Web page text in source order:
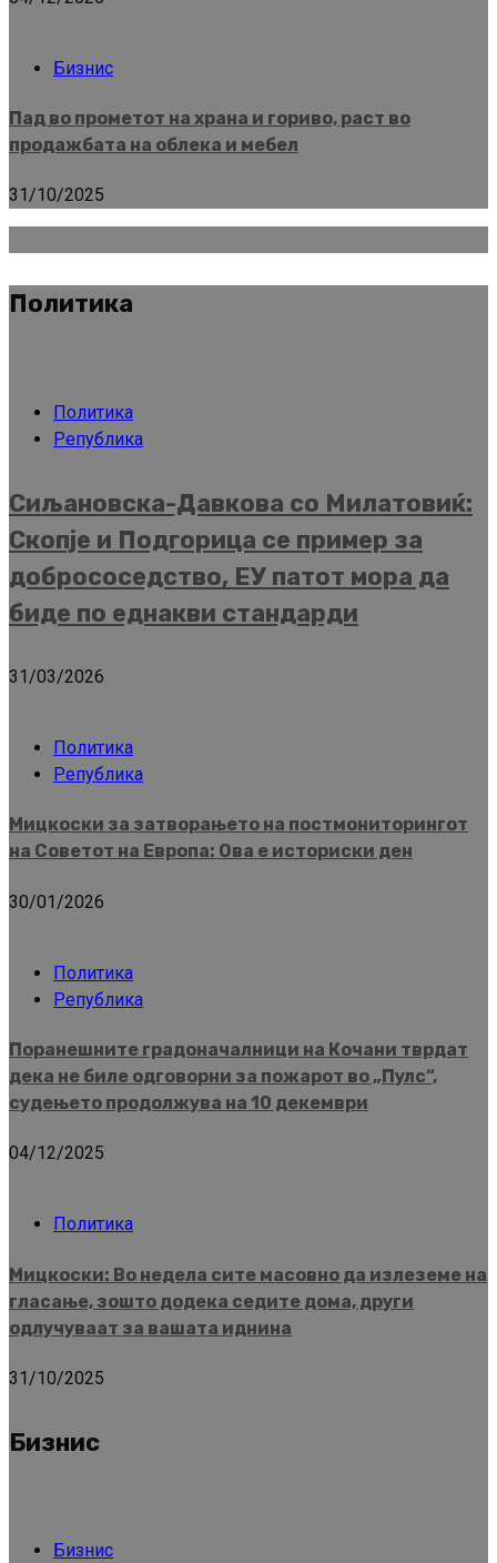
Бизнис
Пад во прометот на храна и гориво, раст во
продажбата на облека и мебел
31/10/2025
Политика
Политика
Република
Сиљановска-Давкова со Милатовиќ:
Скопје и Подгорица се пример за
добрососедство, ЕУ патот мора да
биде по еднакви стандарди
31/03/2026
Политика
Република
Мицкоски за затворањето на постмониторингот
на Советот на Европа: Ова е историски ден
30/01/2026
Политика
Република
Поранешните градоначалници на Кочани тврдат
дека не биле одговорни за пожарот во „Пулс“,
судењето продолжува на 10 декември
04/12/2025
Политика
Мицкоски: Во недела сите масовно да излеземе на
гласање, зошто додека седите дома, други
одлучуваат за вашата иднина
31/10/2025
Бизнис
Бизнис